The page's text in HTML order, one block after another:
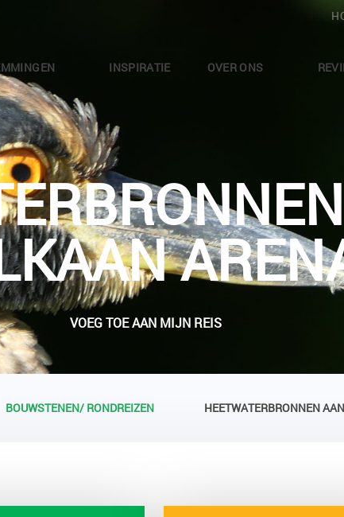
INSPIRATIE OVER ONS
VOEG TOE AAN MIJN REIS
BOUWSTENEN/ RONDREIZEN HEETWATERBRONNEN